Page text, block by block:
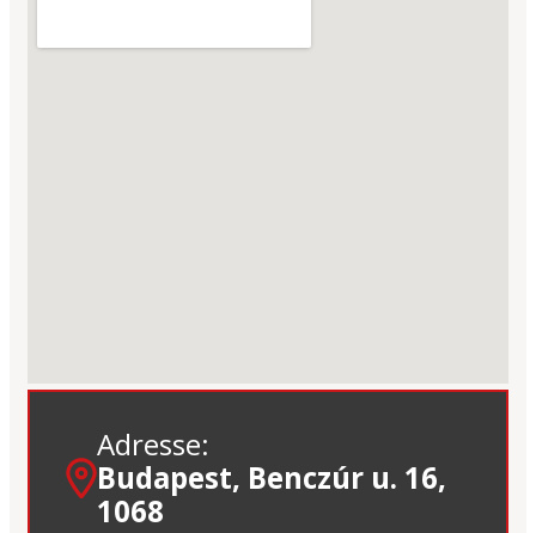
Adresse:
Budapest, Benczúr u. 16,
1068